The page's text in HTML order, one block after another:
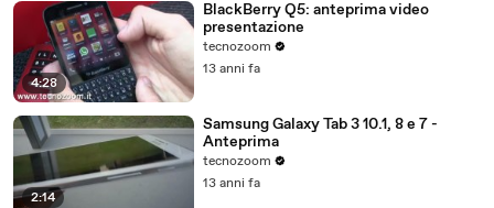
4:28
BlackBerry Q5: anteprima video
presentazione
tecnozoom
13 anni fa
2:14
Samsung Galaxy Tab 3 10.1, 8 e 7 -
Anteprima
tecnozoom
13 anni fa